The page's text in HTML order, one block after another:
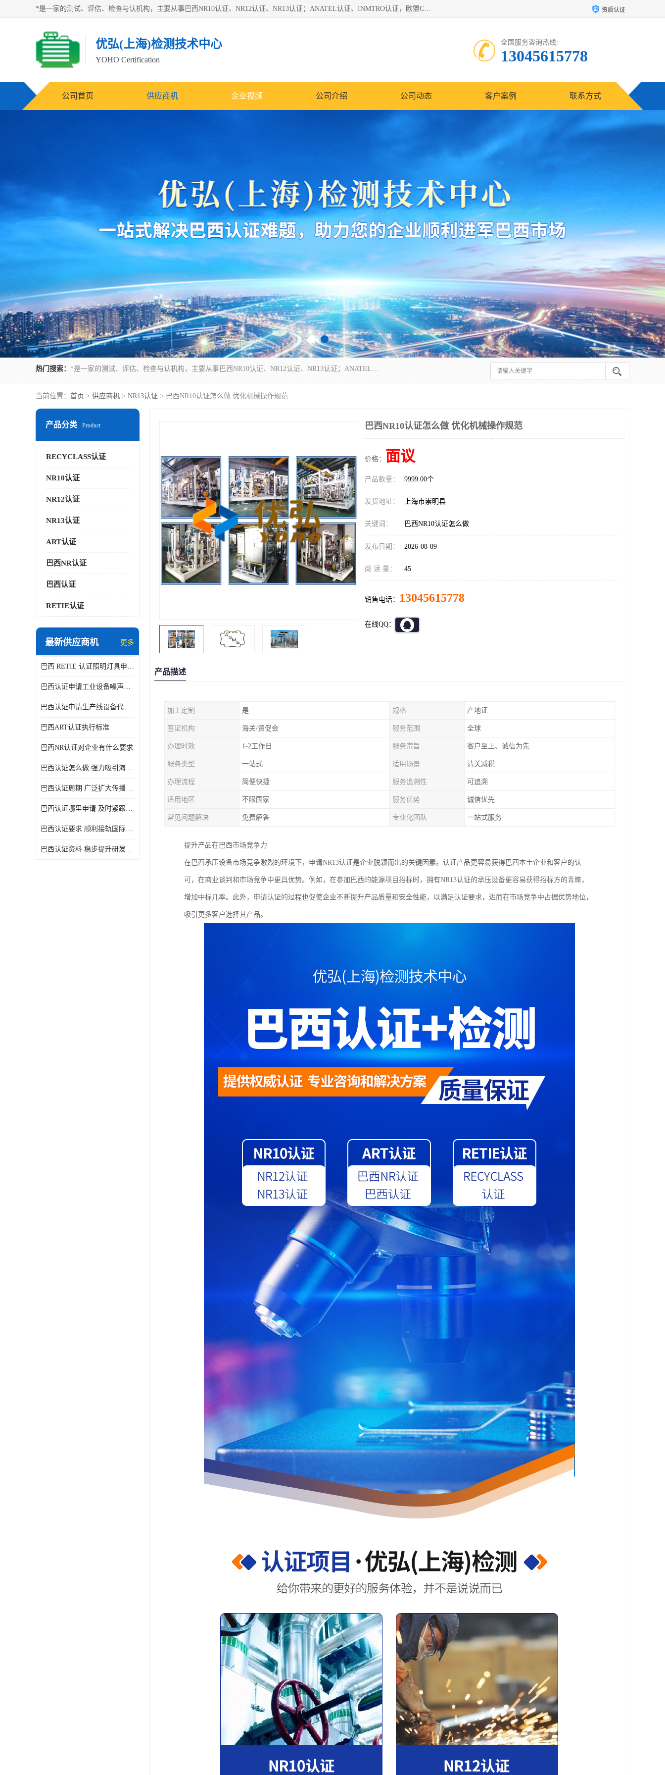
*是一家的测试、评估、检查与认机构，主要从事巴西NR10认证、NR12认证、NR13认证；ANATEL认证、INMTRO认证，欧盟CE认证：MD认证，PED认证，MID认证，ATEX认证，德国蓝色天使认证。 资质认证
优弘(上海)检测技术中心
YOHO Certification
全国服务咨询热线:
13045615778
公司首页 供应商机 企业视频 公司介绍 公司动态 客户案例 联系方式
热门搜索： *是一家的测试、评估、检查与认机构，主要从事巴西NR10认证、NR12认证、NR13认证；ANATEL认证、INMTRO认证，欧盟CE认证：MD认证，PED认证，MID认证，ATEX认证，德国蓝色天使认证。
当前位置： 首页 > 供应商机 > NR13认证 > 巴西NR10认证怎么做 优化机械操作规范
产品分类 Product
RECYCLASS认证
NR10认证
NR12认证
NR13认证
ART认证
巴西NR认证
巴西认证
RETIE认证
最新供应商机 更多
巴西 RETIE 认证照明灯具申请 RETIE 认证
巴西认证申请工业设备噪声控制认证规范
巴西认证申请生产线设备代理机构选择
巴西ART认证执行标准
巴西NR认证对企业有什么要求
巴西认证怎么做 强力吸引海外投资
巴西认证周期 广泛扩大传播范围
巴西认证哪里申请 及时紧跟法规变化
巴西认证要求 顺利接轨国际规范
巴西认证资料 稳步提升研发能力
巴西NR10认证怎么做 优化机械操作规范
价格： 面议
产品数量： 9999.00个
发货地址： 上海市崇明县
关键词： 巴西NR10认证怎么做
发布日期： 2026-08-09
阅 读 量： 45
销售电话： 13045615778
在线QQ：
产品描述
加工定制 是 规格 产地证
签证机构 海关/贸促会 服务范围 全球
办理时效 1-2工作日 服务宗旨 客户至上、诚信为先
服务类型 一站式 适用场景 清关减税
办理流程 简便快捷 服务追溯性 可追溯
适用地区 不限国家 服务优势 诚信优先
常见问题解决 免费解答 专业化团队 一站式服务
提升产品在巴西市场竞争力
在巴西承压设备市场竞争激烈的环境下，申请NR13认证是企业脱颖而出的关键因素。认证产品更容易获得巴西本土企业和客户的认
可，在商业谈判和市场竞争中更具优势。例如，在参加巴西的能源项目招标时，拥有NR13认证的承压设备更容易获得招标方的青睐，
增加中标几率。此外，申请认证的过程也促使企业不断提升产品质量和安全性能，以满足认证要求，进而在市场竞争中占据优势地位，
吸引更多客户选择其产品。